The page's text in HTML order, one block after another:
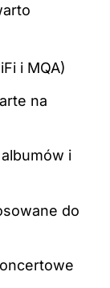
i MQA)
na
i
do